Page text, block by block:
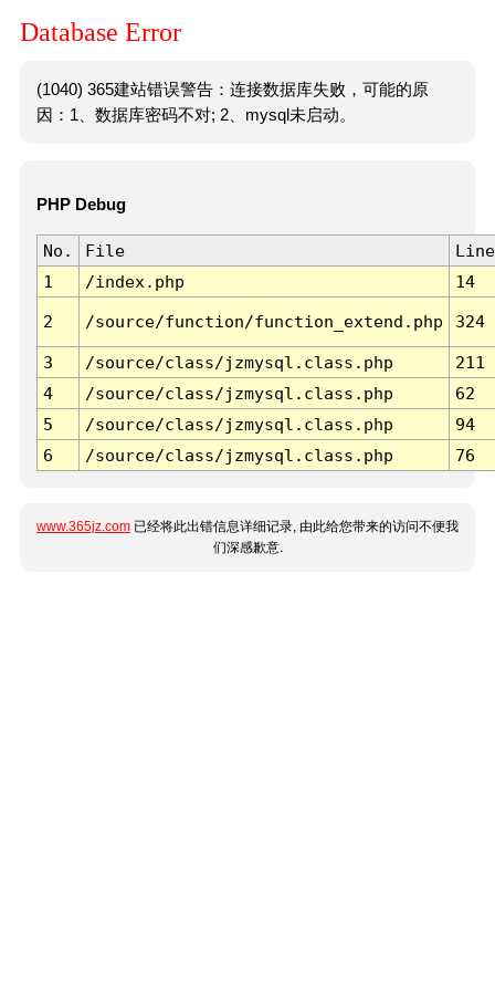
Database Error
(1040) 365建站错误警告：连接数据库失败，可能的原
因：1、数据库密码不对; 2、mysql未启动。
PHP Debug
No. File
Line
1
/index.php 14
2 /source/function/function_extend.php 324
3 /source/class/jzmysql.class.php
211
4
/source/class/jzmysql.class.php
62
5
/source/class/jzmysql.class.php
94
6
/source/class/jzmysql.class.php 76
www.365jz.com 已经将此出错信息详细记录, 由此给您带来的访问不便我
们深感歉意.